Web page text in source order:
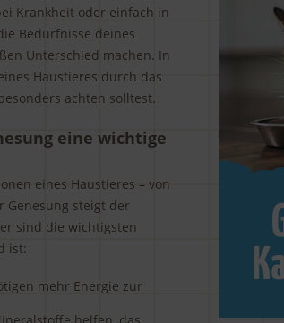
Krankheit oder einfach in
Bedürfnisse deines
Unterschied machen. In
Haustieres durch das
achten solltest.
eine wichtige
eines Haustieres – von
Genesung steigt der
sind die wichtigsten
ist:
mehr Energie zur